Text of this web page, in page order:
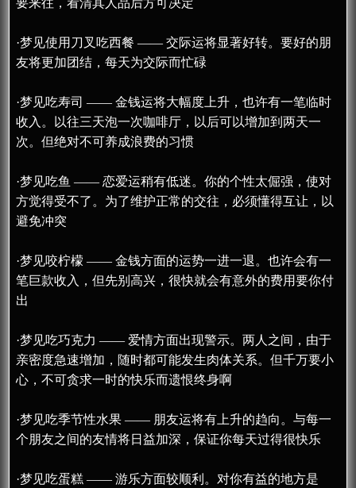
要来往，看清其人品后方可决定
·梦见使用刀叉吃西餐 —— 交际运将显著好转。要好的朋
友将更加团结，每天为交际而忙碌
·梦见吃寿司 —— 金钱运将大幅度上升，也许有一笔临时
收入。以往三天泡一次咖啡厅，以后可以增加到两天一
次。但绝对不可养成浪费的习惯
·梦见吃鱼 —— 恋爱运稍有低迷。你的个性太倔强，使对
方觉得受不了。为了维护正常的交往，必须懂得互让，以
避免冲突
·梦见咬柠檬 —— 金钱方面的运势一进一退。也许会有一
笔巨款收入，但先别高兴，很快就会有意外的费用要你付
出
·梦见吃巧克力 —— 爱情方面出现警示。两人之间，由于
亲密度急速增加，随时都可能发生肉体关系。但千万要小
心，不可贪求一时的快乐而遗恨终身啊
·梦见吃季节性水果 —— 朋友运将有上升的趋向。与每一
个朋友之间的友情将日益加深，保证你每天过得很快乐
·梦见吃蛋糕 —— 游乐方面较顺利。对你有益的地方是